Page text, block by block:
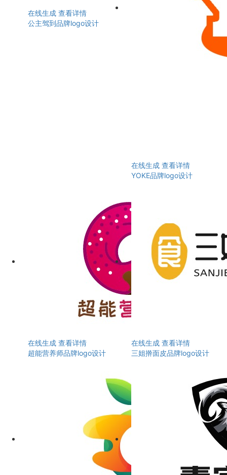
在线生成 查看详情
公主驾到品牌logo设计
在线生成 查看详情
YOKE品牌logo设计
在线生成 查看详情
超能营养师品牌logo设计
在线生成 查看详情
三姐擀面皮品牌logo设计